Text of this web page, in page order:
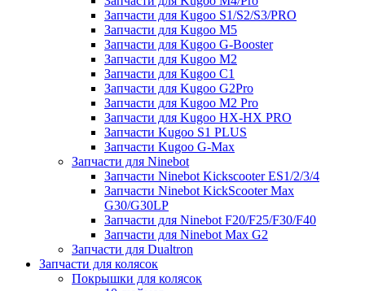
Запчасти для Kugoo S1/S2/S3/PRO
Запчасти для Kugoo M5
Запчасти для Kugoo G-Booster
Запчасти для Kugoo M2
Запчасти для Kugoo C1
Запчасти для Kugoo G2Pro
Запчасти для Kugoo M2 Pro
Запчасти для Kugoo HX-HX PRO
Запчасти Kugoo S1 PLUS
Запчасти Kugoo G-Max
Запчасти для Ninebot
Запчасти Ninebot Kickscooter ES1/2/3/4
Запчасти Ninebot KickScooter Max
G30/G30LP
Запчасти для Ninebot F20/F25/F30/F40
Запчасти для Ninebot Max G2
Запчасти для Dualtron
Запчасти для колясок
Покрышки для колясок